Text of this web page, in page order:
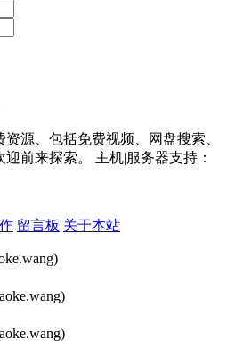
源、包括免费视频、网盘搜索、
前来探索。 主机|服务器支持：
留言板 关于本站